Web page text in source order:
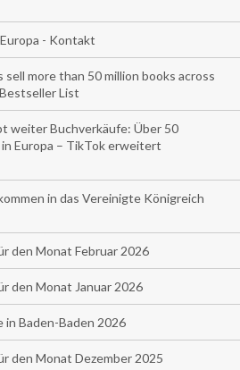
- Kontakt
more than 50 million books across
List
weiter Buchverkäufe: Über 50
Europa – TikTok erweitert
in das Vereinigte Königreich
den Monat Februar 2026
den Monat Januar 2026
in Baden-Baden 2026
den Monat Dezember 2025